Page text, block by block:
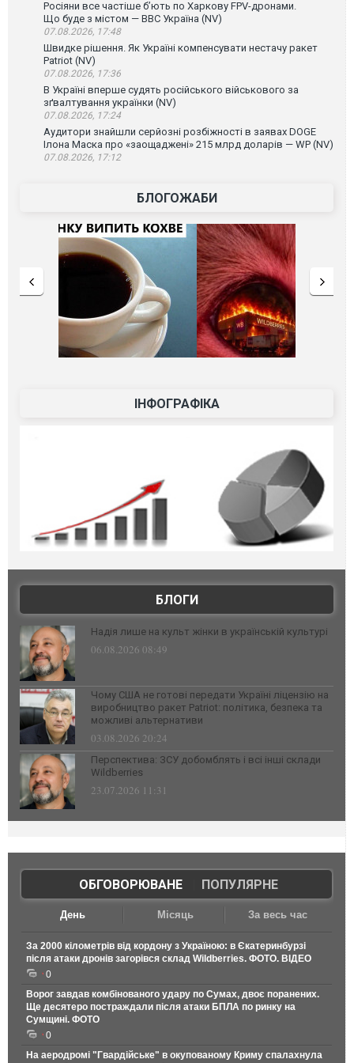
Росіяни все частіше бʼють по Харкову FPV-дронами.
Що буде з містом — ВВС Україна (NV)
07.08.2026, 17:48
Швидке рішення. Як Україні компенсувати нестачу ракет
Patriot (NV)
07.08.2026, 17:36
В Україні вперше судять російського військового за
зґвалтування українки (NV)
07.08.2026, 17:24
Аудитори знайшли серйозні розбіжності в заявах DOGE
Ілона Маска про «заощаджені» 215 млрд доларів — WP (NV)
07.08.2026, 17:12
БЛОГОЖАБИ
ІНФОГРАФІКА
БЛОГИ
Надія лише на культ жінки в українській культурі
06.08.2026 08:49
Чому США не готові передати Україні ліцензію на
виробництво ракет Patriot: політика, безпека та
можливі альтернативи
03.08.2026 20:24
Перспектива: ЗСУ добомблять і всі інші склади
Wildberries
23.07.2026 11:31
ОБГОВОРЮВАНЕ| ПОПУЛЯРНЕ
День Місяць За весь час
За 2000 кілометрів від кордону з Україною: в Єкатеринбурзі
після атаки дронів загорівся склад Wildberries. ФОТО. ВІДЕО
0
Ворог завдав комбінованого удару по Сумах, двоє поранених.
Ще десятеро постраждали після атаки БПЛА по ринку на
Сумщині. ФОТО
0
На аеродромі "Гвардійське" в окупованому Криму спалахнула